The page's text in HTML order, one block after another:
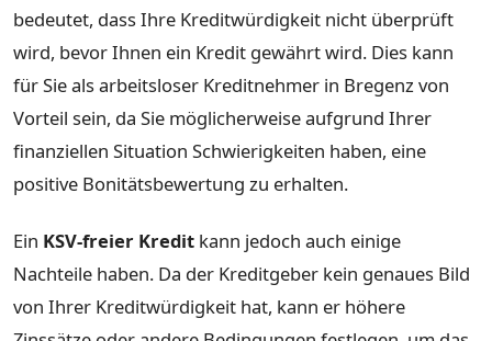
bedeutet, dass Ihre Kreditwürdigkeit nicht überprüft
wird, bevor Ihnen ein Kredit gewährt wird. Dies kann
für Sie als arbeitsloser Kreditnehmer in Bregenz von
Vorteil sein, da Sie möglicherweise aufgrund Ihrer
finanziellen Situation Schwierigkeiten haben, eine
positive Bonitätsbewertung zu erhalten.
Ein KSV-freier Kredit kann jedoch auch einige
Nachteile haben. Da der Kreditgeber kein genaues Bild
von Ihrer Kreditwürdigkeit hat, kann er höhere